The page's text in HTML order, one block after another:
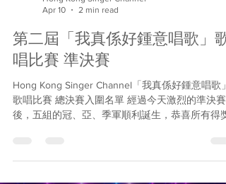
Hong Kong Singer Channel
Apr 10
2 min read
第二屆「我真係好鍾意唱歌」歌
唱比賽 準決賽
Hong Kong Singer Channel「我真係好鍾意唱歌」